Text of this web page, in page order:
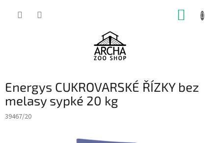
Energys CUKROVARSKÉ ŘÍZKY bez
melasy sypké 20 kg
39467/20